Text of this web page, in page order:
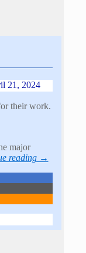
21, 2024
their work.
major
reading →